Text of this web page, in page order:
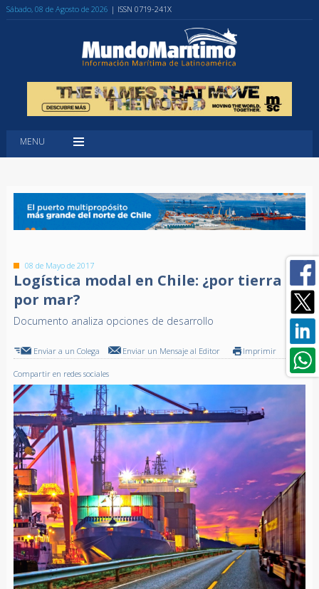
Sábado, 08 de Agosto de 2026 | ISSN 0719-241X
MENU
08 de Mayo de 2017
Logística modal en Chile: ¿por tierra o
por mar?
Documento analiza opciones de desarrollo
Enviar a un Colega Enviar un Mensaje al Editor Imprimir
Compartir en redes sociales